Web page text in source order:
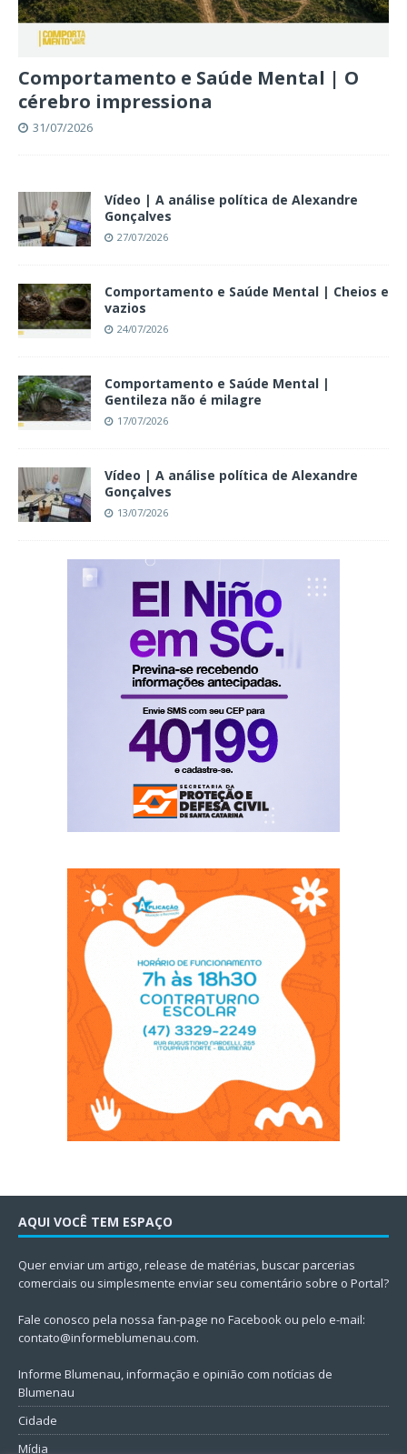
Comportamento e Saúde Mental | O
cérebro impressiona
31/07/2026
Vídeo | A análise política de Alexandre
Gonçalves
27/07/2026
Comportamento e Saúde Mental | Cheios e
vazios
24/07/2026
Comportamento e Saúde Mental |
Gentileza não é milagre
17/07/2026
Vídeo | A análise política de Alexandre
Gonçalves
13/07/2026
AQUI VOCÊ TEM ESPAÇO
Quer enviar um artigo, release de matérias, buscar parcerias
comerciais ou simplesmente enviar seu comentário sobre o Portal?
Fale conosco pela nossa fan-page no Facebook ou pelo e-mail:
contato@informeblumenau.com.
Informe Blumenau, informação e opinião com notícias de
Blumenau
Cidade
Mídia